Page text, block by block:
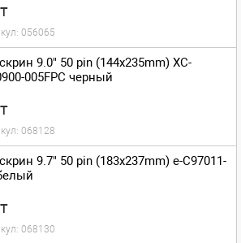
056065
9.0" 50 pin (144x235mm) XC-
005FPC черный
068128
9.7" 50 pin (183x237mm) e-C97011-
068130